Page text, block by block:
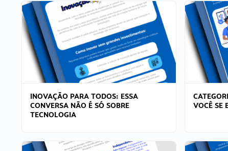
INOVAÇÃO PARA TODOS: ESSA
CONVERSA NÃO É SÓ SOBRE
TECNOLOGIA
VOCÊ SE